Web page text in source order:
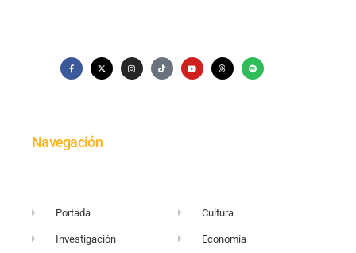
Navegación
Portada
Investigación
Cultura
Economía